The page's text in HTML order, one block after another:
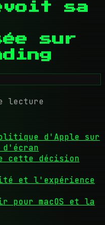
sa
sur
lecture
d'Apple sur
cette décision
et l'expérience
pour macOS et la